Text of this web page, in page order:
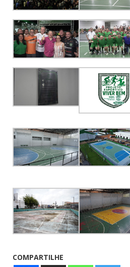
COMPARTILHE